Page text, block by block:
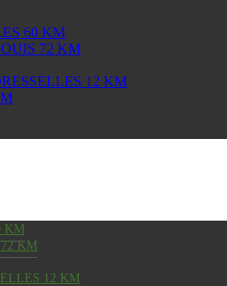
KM
KM
12 KM
60 KM
72 KM
12 KM